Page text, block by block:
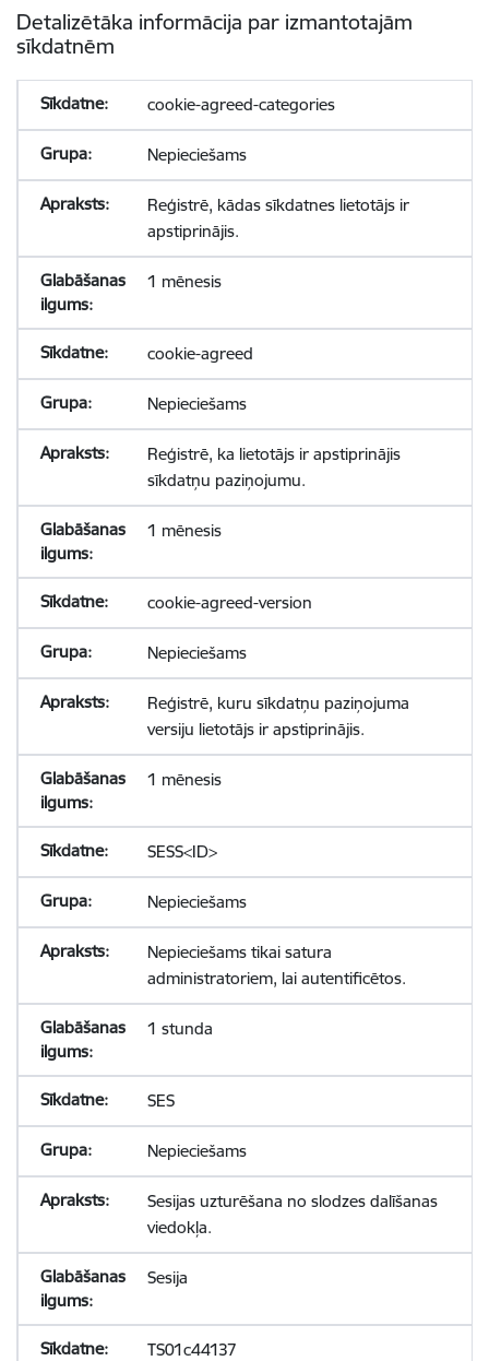
Detalizētāka informācija par izmantotajām
sīkdatnēm
cookie-agreed-categories
Nepieciešams
Reģistrē, kādas sīkdatnes lietotājs ir
apstiprinājis.
1 mēnesis
cookie-agreed
Nepieciešams
Reģistrē, ka lietotājs ir apstiprinājis
sīkdatņu paziņojumu.
1 mēnesis
cookie-agreed-version
Nepieciešams
Reģistrē, kuru sīkdatņu paziņojuma
versiju lietotājs ir apstiprinājis.
1 mēnesis
SESS<ID>
Nepieciešams
Nepieciešams tikai satura
administratoriem, lai autentificētos.
1 stunda
SES
Nepieciešams
Sesijas uzturēšana no slodzes dalīšanas
viedokļa.
Sesija
TS01c44137